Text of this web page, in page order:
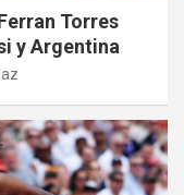
Torres
y Argentina